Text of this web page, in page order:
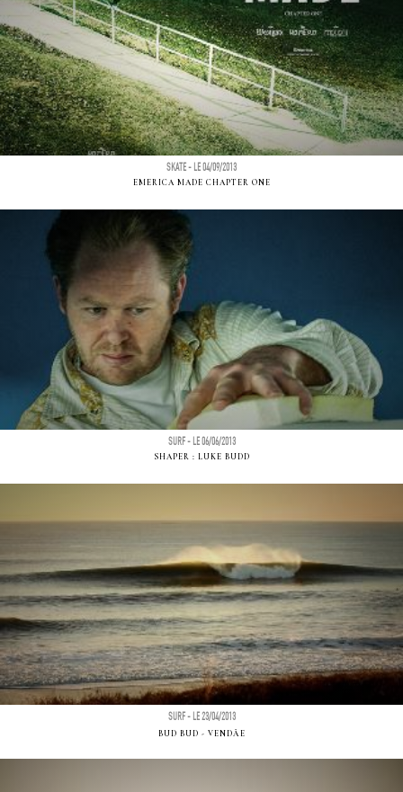
SKATE - LE 04/09/2013
EMERICA MADE CHAPTER ONE
SURF - LE 06/06/2013
SHAPER : LUKE BUDD
SURF - LE 23/04/2013
BUD BUD - VENDÃE